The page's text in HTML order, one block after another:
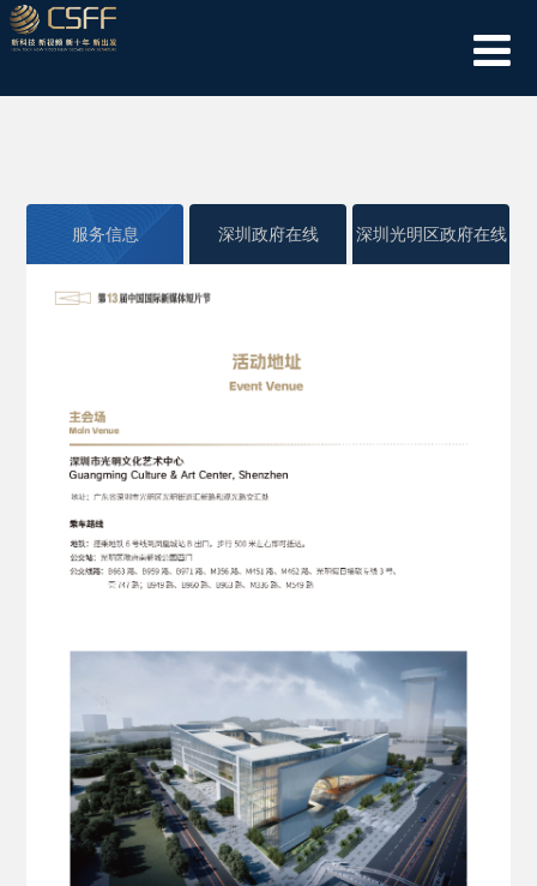
服务信息 深圳政府在线 深圳光明区政府在线